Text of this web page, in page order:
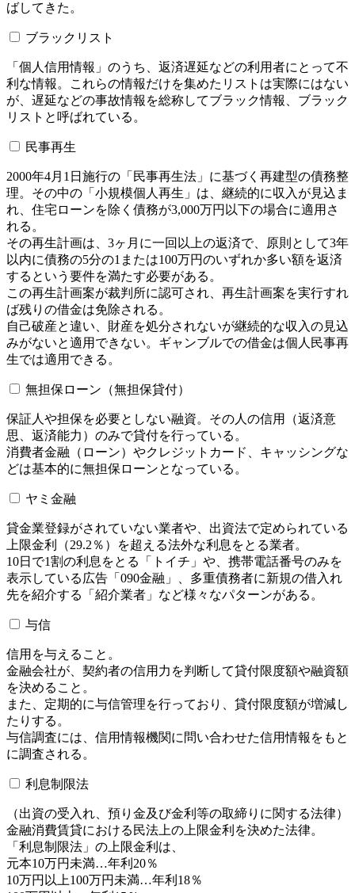
ばしてきた。
ブラックリスト
「個人信用情報」のうち、返済遅延などの利用者にとって不
利な情報。これらの情報だけを集めたリストは実際にはない
が、遅延などの事故情報を総称してブラック情報、ブラック
リストと呼ばれている。
民事再生
2000年4月1日施行の「民事再生法」に基づく再建型の債務整
理。その中の「小規模個人再生」は、継続的に収入が見込ま
れ、住宅ローンを除く債務が3,000万円以下の場合に適用さ
れる。
その再生計画は、3ヶ月に一回以上の返済で、原則として3年
以内に債務の5分の1または100万円のいずれか多い額を返済
するという要件を満たす必要がある。
この再生計画案が裁判所に認可され、再生計画案を実行すれ
ば残りの借金は免除される。
自己破産と違い、財産を処分されないが継続的な収入の見込
みがないと適用できない。ギャンブルでの借金は個人民事再
生では適用できる。
無担保ローン（無担保貸付）
保証人や担保を必要としない融資。その人の信用（返済意
思、返済能力）のみで貸付を行っている。
消費者金融（ローン）やクレジットカード、キャッシングな
どは基本的に無担保ローンとなっている。
ヤミ金融
貸金業登録がされていない業者や、出資法で定められている
上限金利（29.2％）を超える法外な利息をとる業者。
10日で1割の利息をとる「トイチ」や、携帯電話番号のみを
表示している広告「090金融」、多重債務者に新規の借入れ
先を紹介する「紹介業者」など様々なパターンがある。
与信
信用を与えること。
金融会社が、契約者の信用力を判断して貸付限度額や融資額
を決めること。
また、定期的に与信管理を行っており、貸付限度額が増減し
たりする。
与信調査には、信用情報機関に問い合わせた信用情報をもと
に調査される。
利息制限法
（出資の受入れ、預り金及び金利等の取締りに関する法律）
金融消費賃貸における民法上の上限金利を決めた法律。
「利息制限法」の上限金利は、
元本10万円未満…年利20％
10万円以上100万円未満…年利18％